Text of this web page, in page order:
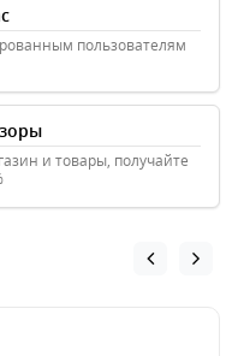
пользователям
и товары, получайте